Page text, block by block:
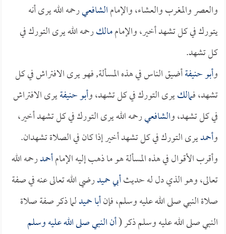
والعصر والمغرب والعشاء، والإمامالشافعيرحمه الله يرى أنه
يتورك في كل تشهد أخير، والإماممالكرحمه الله يرى التورك في
كل تشهد.
وأبو حنيفةأضيق الناس في هذه المسألة, فهو يرى الافتراش في كل
تشهد، فـمالكيرى التورك في كل تشهد، وأبو حنيفةيرى الافتراش
في كل تشهد، والشافعيرحمه الله يرى التورك في كل تشهد أخير،
وأحمديرى التورك في كل تشهد أخير إذا كان في الصلاة تشهدان.
وأقرب الأقوال في هذه المسألة هو ما ذهب إليه الإمامأحمدرحمه الله
تعالى، وهو الذي دل له حديثأبي حميدرضي الله تعالى عنه في صفة
صلاة النبي صلى الله عليه وسلم، فإنأبا حميدلما ذكر صفة صلاة
النبي صلى الله عليه وسلم ذكر (أن النبي صلى الله عليه وسلم